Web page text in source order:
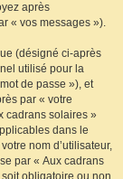
après
« vos messages »).
(désigné ci-après
utilisé pour la
de passe »), et
par « votre
cadrans solaires »
dans le
nom d’utilisateur,
par « Aux cadrans